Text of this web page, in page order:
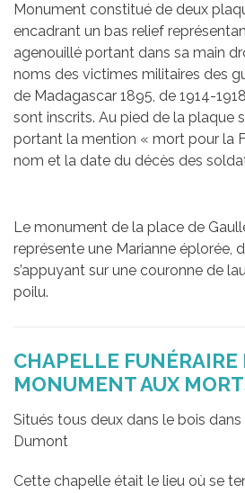
Monument constitué de deux
encadrant un bas relief
agenouillé portant dans sa main
noms des victimes militaires des
de Madagascar 1895, de 1914-
sont inscrits. Au pied de la plaque
portant la mention « mort pour la
nom et la date du décès des
Le monument de la place de
représente une Marianne éplorée,
s’appuyant sur une couronne de
poilu.
CHAPELLE FUNÉRAIRE
MONUMENT AUX
Situés tous deux dans le bois
Dumont
Cette chapelle était le lieu où se